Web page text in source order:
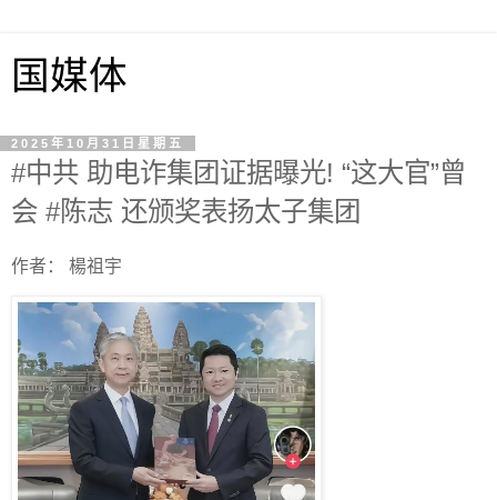
国媒体
2025年10月31日星期五
#中共 助电诈集团证据曝光! “这大官”曾
会 #陈志 还颁奖表扬太子集团
作者： 楊祖宇